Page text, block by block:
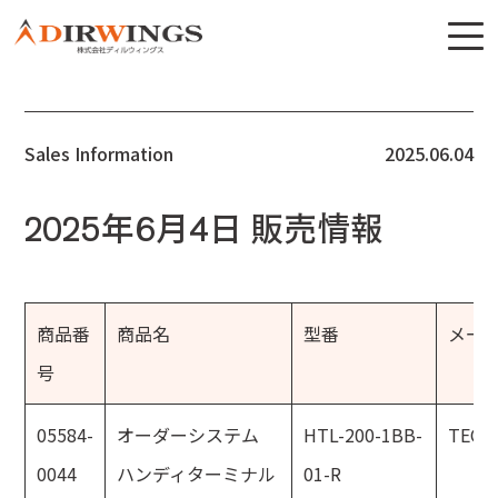
Sales Information 2025.06.04
2025年6月4日 販売情報
商品番
号
商品名 型番 メー
05584-
0044
オーダーシステム
ハンディターミナル
HTL-200-1BB-
01-R
TEC